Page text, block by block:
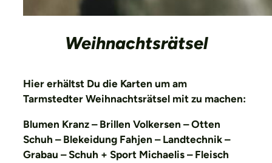
Weihnachtsrätsel
Hier erhältst Du die Karten um am
Tarmstedter Weihnachtsrätsel mit zu machen:
Blumen Kranz – Brillen Volkersen – Otten
Schuh – Blekeidung Fahjen – Landtechnik –
Grabau – Schuh + Sport Michaelis – Fleisch